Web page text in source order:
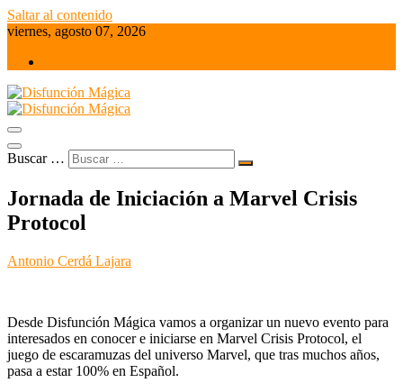
Saltar al contenido
viernes, agosto 07, 2026
Disfunción Mágica
Juegos de mesa y Wargames
Buscar …
Jornada de Iniciación a Marvel Crisis
Protocol
Antonio Cerdá Lajara
Desde Disfunción Mágica vamos a organizar un nuevo evento para
interesados en conocer e iniciarse en Marvel Crisis Protocol, el
juego de escaramuzas del universo Marvel, que tras muchos años,
pasa a estar 100% en Español.